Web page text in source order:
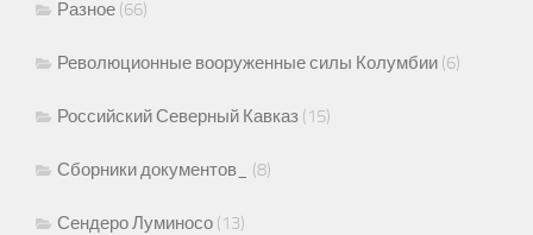
Разное (66)
Революционные вооруженные силы Колумбии (6)
Российский Северный Кавказ (15)
Сборники документов_ (8)
Сендеро Луминосо (13)